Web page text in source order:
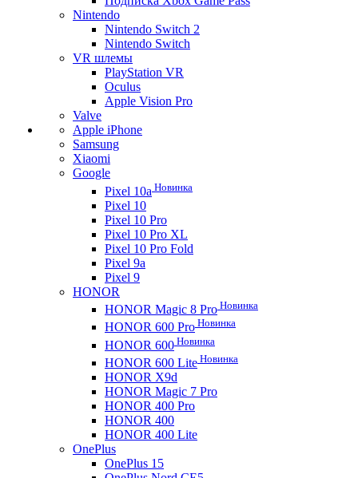
Nintendo
Nintendo Switch 2
Nintendo Switch
VR шлемы
PlayStation VR
Oculus
Apple Vision Pro
Valve
Apple iPhone
Samsung
Xiaomi
Google
Pixel 10a Новинка
Pixel 10
Pixel 10 Pro
Pixel 10 Pro XL
Pixel 10 Pro Fold
Pixel 9a
Pixel 9
HONOR
HONOR Magic 8 Pro Новинка
HONOR 600 Pro Новинка
HONOR 600 Новинка
HONOR 600 Lite Новинка
HONOR X9d
HONOR Magic 7 Pro
HONOR 400 Pro
HONOR 400
HONOR 400 Lite
OnePlus
OnePlus 15